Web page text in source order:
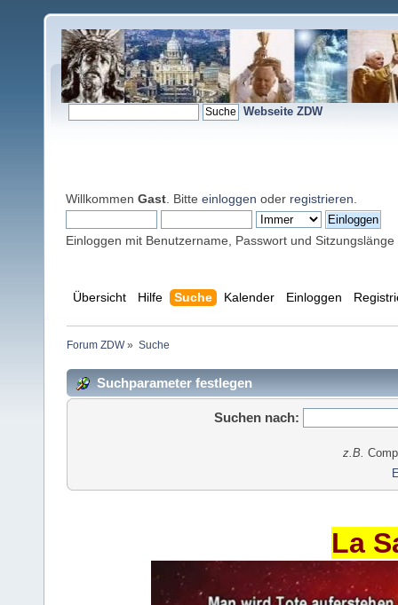
Webseite ZDW
Willkommen Gast . Bitte einloggen oder registrieren
Einloggen mit Benutzername, Passwort und Sitzungslänge
Übersicht Hilfe Suche Kalender Einloggen
Forum ZDW» Suche
Suchparameter festlegen
Suchen nach:
z.B.
La